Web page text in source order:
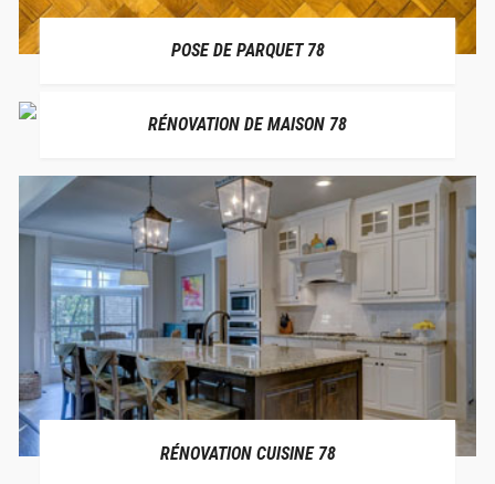
POSE DE PARQUET 78
RÉNOVATION DE MAISON 78
RÉNOVATION CUISINE 78